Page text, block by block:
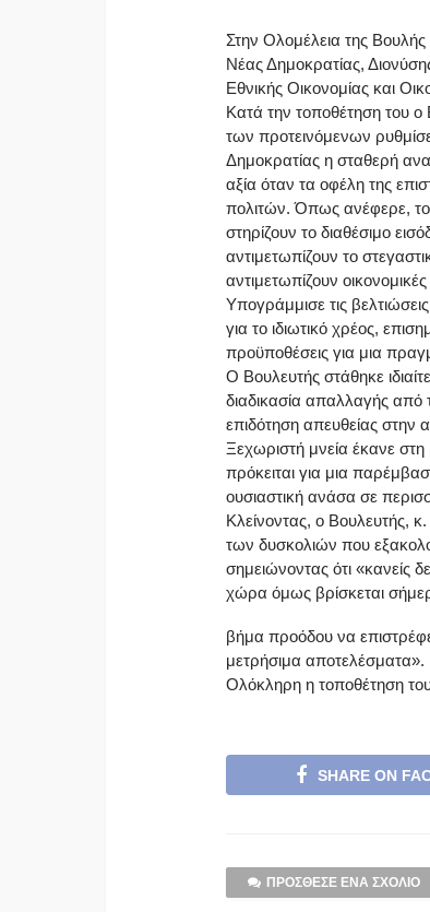
Στην Ολομέλεια της
Νέας Δημοκρατίας,
Εθνικής Οικονομίας και
Κατά την τοποθέτηση του ο
των προτεινόμενων
Δημοκρατίας η σταθερή
αξία όταν τα οφέλη της
πολιτών. Όπως ανέφερε, το
στηρίζουν το διαθέσιμο
αντιμετωπίζουν το
αντιμετωπίζουν
Υπογράμμισε τις
για το ιδιωτικό χρέος,
προϋποθέσεις για μια
Ο Βουλευτής στάθηκε
διαδικασία απαλλαγής από
επιδότηση απευθείας στην
Ξεχωριστή μνεία έκανε στη
πρόκειται για μια
ουσιαστική ανάσα σε
Κλείνοντας, ο Βουλευτής,
των δυσκολιών που
σημειώνοντας ότι «κανείς
χώρα όμως βρίσκεται
βήμα προόδου να
μετρήσιμα αποτελέσματα».
Ολόκληρη η τοποθέτηση
SHARE ON
ΠΡΌΣΘΕΣΕ ΈΝΑ ΣΧΌΛΙΟ